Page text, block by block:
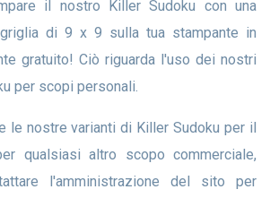
il nostro Killer Sudoku con una
di 9 x 9 sulla tua stampante in
gratuito! Ciò riguarda l'uso dei nostri
per scopi personali.
qualsiasi altro scopo commerciale,
l'amministrazione del sito per